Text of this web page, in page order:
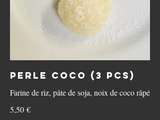
Perle coco (3 pcs)
Farine de riz, pâte de soja, noix de coco râpé
5,50 €